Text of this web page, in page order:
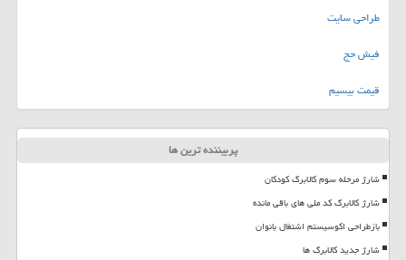
طراحی سایت
فیش حج
قیمت بیسیم
پربیننده ترین ها
شارژ مرحله سوم کالابرگ کودکان
شارژ کالابرگ کد ملی های باقی مانده
بازطراحی اکوسیستم اشتغال بانوان
شارژ جدید کالابرگ ها